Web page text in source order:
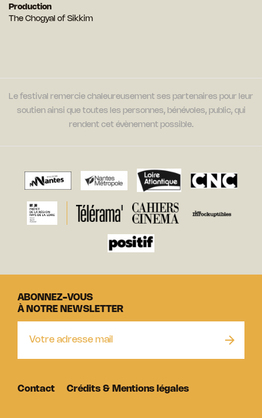
Production
The Chogyal of Sikkim
Le festival remercie chaleureusement ses partenaires pour leur
soutien ainsi que toutes les personnes, bénévoles, public, qui
rendent cet évènement possible.
ABONNEZ-VOUS
À NOTRE NEWSLETTER
Contact Crédits & Mentions légales